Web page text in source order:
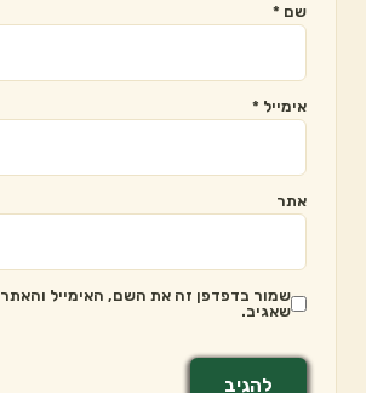
שם *
אימייל *
אתר
שמור בדפדפן זה את השם, האימייל
שאגיב.